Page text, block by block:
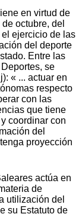
en virtud de
octubre, del
ejercicio de las
del deporte
Entre las
se
« ... actuar en
respecto
con las
que tiene
coordinar con
del
proyección
actúa en
de
utilización del
su Estatuto de